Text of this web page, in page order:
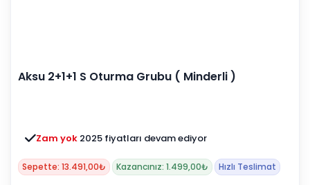
Aksu 2+1+1 S Oturma Grubu ( Minderli )
Zam yok 2025 fiyatları devam ediyor
Sepette: 13.491,00₺ Kazancınız: 1.499,00₺ Hızlı Teslimat